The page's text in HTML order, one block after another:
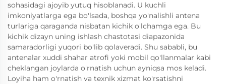
sohasidagi ajoyib yutuq hisoblanadi. U kuchli
imkoniyatlarga ega bo'lsada, boshqa yo'nalishli antena
turlariga qaraganda nisbatan kichik o'lchamga ega. Bu
kichik dizayn uning ishlash chastotasi diapazonida
samaradorligi yuqori bo'lib qolaveradi. Shu sababli, bu
antenalar xuddi shahar atrofi yoki mobil qo'llanmalar kabi
cheklangan joylarda o'rnatish uchun ayniqsa mos keladi.
Loyiha ham o'rnatish va texnik xizmat ko'rsatishni